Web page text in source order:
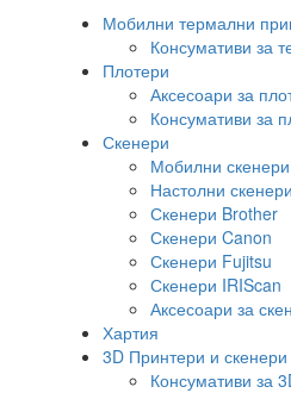
Мобилни термални
Консумативи за
Плотери
Аксесоари за
Консумативи за
Скенери
Мобилни скенери
Настолни
Скенери Brother
Скенери Canon
Скенери Fujitsu
Скенери IRIScan
Аксесоари за
Хартия
3D Принтери и скенери
Консумативи за